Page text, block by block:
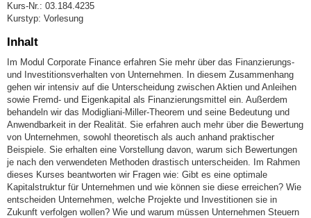
Kurs-Nr.: 03.184.4235
Kurstyp: Vorlesung
Inhalt
Im Modul Corporate Finance erfahren Sie mehr über das Finanzierungs-
und Investitionsverhalten von Unternehmen. In diesem Zusammenhang
gehen wir intensiv auf die Unterscheidung zwischen Aktien und Anleihen
sowie Fremd- und Eigenkapital als Finanzierungsmittel ein. Außerdem
behandeln wir das Modigliani-Miller-Theorem und seine Bedeutung und
Anwendbarkeit in der Realität. Sie erfahren auch mehr über die Bewertung
von Unternehmen, sowohl theoretisch als auch anhand praktischer
Beispiele. Sie erhalten eine Vorstellung davon, warum sich Bewertungen
je nach den verwendeten Methoden drastisch unterscheiden. Im Rahmen
dieses Kurses beantworten wir Fragen wie: Gibt es eine optimale
Kapitalstruktur für Unternehmen und wie können sie diese erreichen? Wie
entscheiden Unternehmen, welche Projekte und Investitionen sie in
Zukunft verfolgen wollen? Wie und warum müssen Unternehmen Steuern